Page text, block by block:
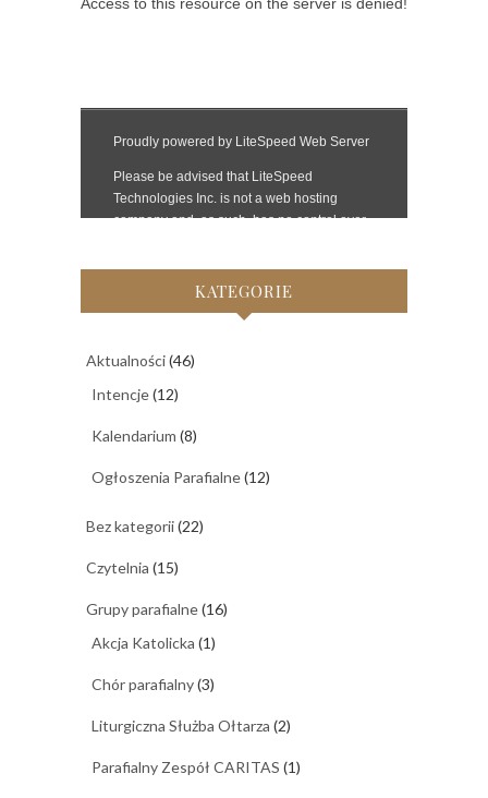
KATEGORIE
Aktualności(46)
Intencje(12)
Kalendarium (8)
Ogłoszenia Parafialne(12)
Bez kategorii(22)
Czytelnia (15)
Grupy parafialne(16)
Akcja Katolicka (1)
Chór parafialny(3)
Liturgiczna Służba Ołtarza (2)
Parafialny Zespół CARITAS (1)